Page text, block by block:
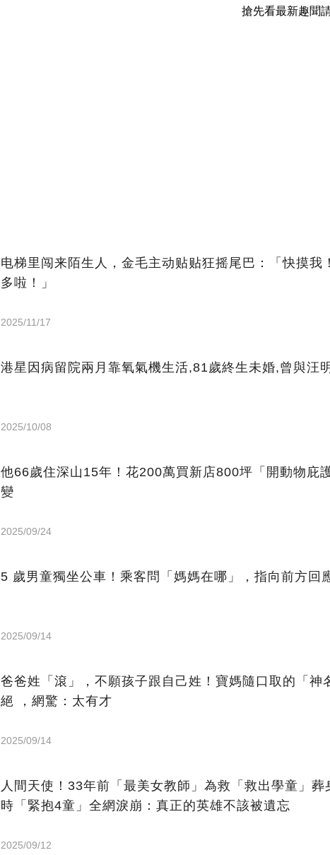
搶先看最新趣聞
电梯里闯来陌生人，金毛主动贴贴狂摇尾巴：「快摸我
多啦！」
2025/11/17
港星因病留院兩月靠氧氣機生活,81歲終生未婚,曾與汪
2025/10/08
他66歲住深山15年！花200萬買新店800坪「開動物庇
變
2025/09/24
5 歲男童獨坐公車！乘客問「媽媽在哪」，指向前方回
2025/09/14
爸爸姓「滾」，不願孩子跟自己姓！寶媽隨口取的「神
絕 ，網驚：太有才
2025/09/14
人間天使！33年前「最美女教師」為救「救出學童」葬
時「緊抱4童」全網淚崩：真正的英雄不該被遺忘
2025/09/12